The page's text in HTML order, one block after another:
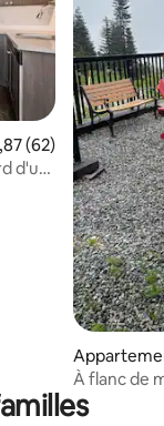
: 4,68 sur 5
moyenne sur
(62)
d'un
Agassiz
À flanc de